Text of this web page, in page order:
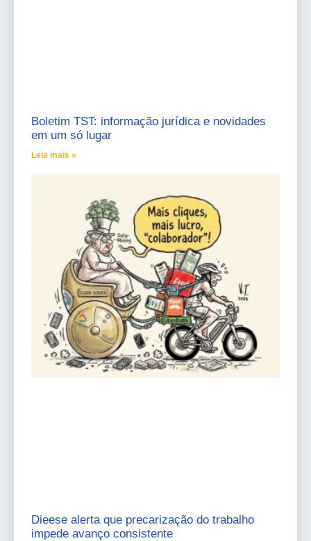
Boletim TST: informação jurídica e novidades
em um só lugar
Leia mais »
Dieese alerta que precarização do trabalho
impede avanço consistente